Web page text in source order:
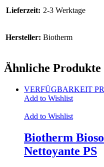
Lieferzeit: 2-3 Werktage
Hersteller: Biotherm
Ähnliche Produkte
VERFÜGBARKEIT
Add to Wishlist
Add to Wishlist
Biotherm
Nettoyante PS